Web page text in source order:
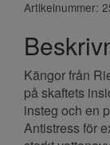
Artikelnummer:
Kängor från
på skaftets
insteg och en
Antistress för